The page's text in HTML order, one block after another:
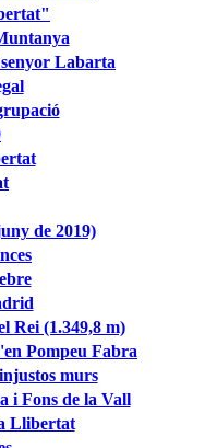
Labarta
de 2019)
Rei (1.349,8 m)
Pompeu Fabra
murs
i Fons de la Vall
Llibertat